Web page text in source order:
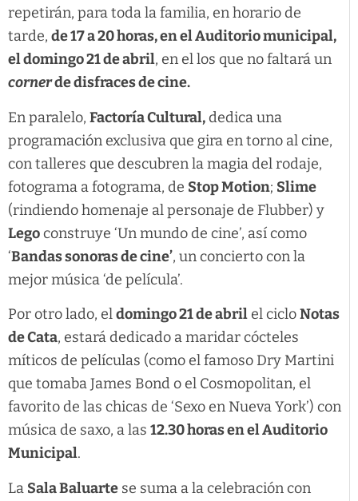
repetirán, para toda la familia, en horario de
tarde, de 17 a 20 horas, en el Auditorio municipal,
el domingo 21 de abril, en el los que no faltará un
cornerde disfraces de cine.
En paralelo, Factoría Cultural, dedica una
programación exclusiva que gira en torno al cine,
con talleres que descubren la magia del rodaje,
fotograma a fotograma, de Stop Motion; Slime
(rindiendo homenaje al personaje de Flubber) y
Legoconstruye ‘Un mundo de cine’, así como
‘Bandas sonoras de cine’, un concierto con la
mejor música ‘de película’.
Por otro lado, eldomingo 21 de abril el cicloNotas
de Cata, estará dedicado a maridar cócteles
míticos de películas (como el famoso Dry Martini
que tomaba James Bond o el Cosmopolitan, el
favorito de las chicas de ‘Sexo en Nueva York’) con
música de saxo, a las 12.30 horas en el Auditorio
Municipal.
La Sala Baluarte se suma a la celebración con